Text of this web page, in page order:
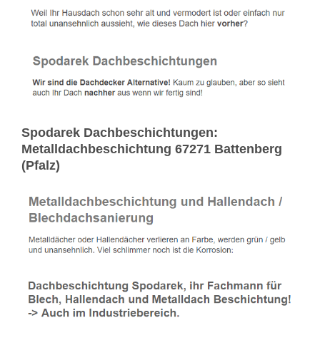
Spodarek Dachbeschichtungen:
Metalldachbeschichtung 67271 Battenberg
(Pfalz)